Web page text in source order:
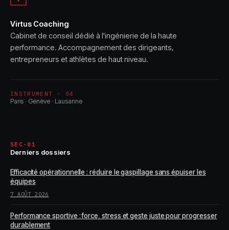
Virtus Coaching
Cabinet de conseil dédié à l'ingénierie de la haute
performance. Accompagnement des dirigeants,
entrepreneurs et athlètes de haut niveau.
INSTRUMENT · 04
Paris · Genève · Lausanne
SEC-01
Derniers dossiers
Efficacité opérationnelle : réduire le gaspillage sans épuiser les
équipes
7 AOÛT 2026
Performance sportive : force, stress et geste juste pour progresser
durablement